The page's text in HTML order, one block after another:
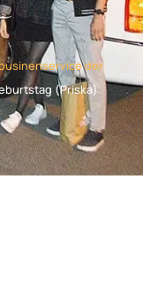
der
(Priska)